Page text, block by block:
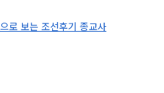
로 보는 조선후기 종교사